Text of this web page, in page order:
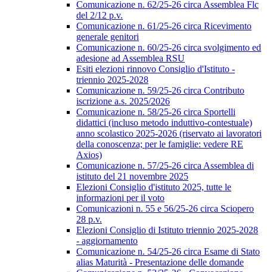
Comunicazione n. 62/25-26 circa Assemblea Flc
del 2/12 p.v.
Comunicazione n. 61/25-26 circa Ricevimento
generale genitori
Comunicazione n. 60/25-26 circa svolgimento ed
adesione ad Assemblea RSU
Esiti elezioni rinnovo Consiglio d'Istituto -
triennio 2025-2028
Comunicazione n. 59/25-26 circa Contributo
iscrizione a.s. 2025/2026
Comunicazione n. 58/25-26 circa Sportelli
didattici (incluso metodo induttivo-contestuale)
anno scolastico 2025-2026 (riservato ai lavoratori
della conoscenza; per le famiglie: vedere RE
Axios)
Comunicazione n. 57/25-26 circa Assemblea di
istituto del 21 novembre 2025
Elezioni Consiglio d'istituto 2025, tutte le
informazioni per il voto
Comunicazioni n. 55 e 56/25-26 circa Sciopero
28 p.v.
Elezioni Consiglio di Istituto triennio 2025-2028
- aggiornamento
Comunicazione n. 54/25-26 circa Esame di Stato
alias Maturità - Presentazione delle domande